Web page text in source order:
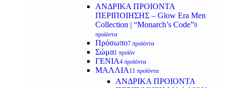
ΑΝΔΡΙΚΑ ΠΡΟΙΟΝΤΑ
ΠΕΡΙΠΟΙΗΣΗΣ – Glow Era Men
Collection | “Monarch’s Code”9
προϊόντα
Πρόσωπο7 προϊόντα
Σώμα1 προϊόν
ΓΕΝΙΑ4 προϊόντα
ΜΑΛΛΙΑ 11 προϊόντα
ΑΝΔΡΙΚΑ ΠΡΟΙΟΝΤΑ